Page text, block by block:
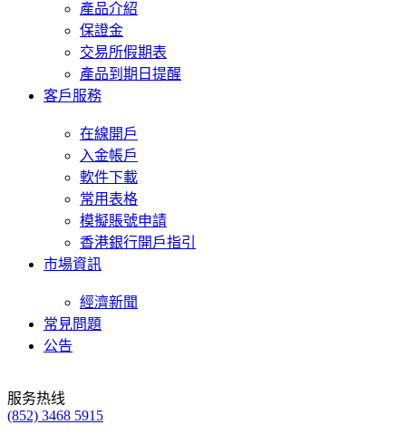
產品介紹
保證金
交易所假期表
產品到期日提醒
客戶服務
在線開戶
入金帳戶
軟件下載
常用表格
模擬賬號申請
香港銀行開戶指引
市場資訊
經濟新聞
常見問題
公告
服务热线
(852) 3468 5915